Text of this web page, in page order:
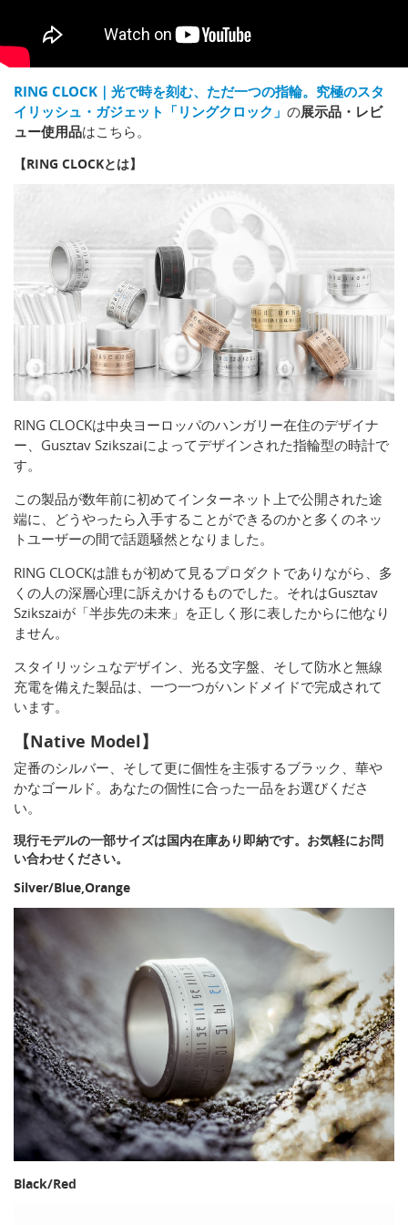
RING CLOCK｜光で時を刻む、ただ一つの指輪。究極のスタ
イリッシュ・ガジェット「リングクロック」 の展示品・レビ
ュー使用品はこちら。
【RING CLOCKとは】
RING CLOCKは中央ヨーロッパのハンガリー在住のデザイナ
ー、Gusztav Szikszaiによってデザインされた指輪型の時計で
す。
この製品が数年前に初めてインターネット上で公開された途
端に、どうやったら入手することができるのかと多くのネッ
トユーザーの間で話題騒然となりました。
RING CLOCKは誰もが初めて見るプロダクトでありながら、多
くの人の深層心理に訴えかけるものでした。それはGusztav
Szikszaiが「半歩先の未来」を正しく形に表したからに他なり
ません。
スタイリッシュなデザイン、光る文字盤、そして防水と無線
充電を備えた製品は、一つ一つがハンドメイドで完成されて
います。
【Native Model】
定番のシルバー、そして更に個性を主張するブラック、華や
かなゴールド。あなたの個性に合った一品をお選びくださ
い。
現行モデルの一部サイズは国内在庫あり即納です。お気軽にお問
い合わせください。
Silver/Blue,Orange
Black/Red